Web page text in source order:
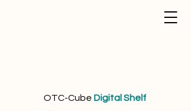
OTC-Cube Digital Shelf